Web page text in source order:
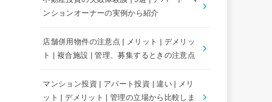
ンションオーナーの実例から紹介
店舗併用物件の注意点 | メリット | デメリッ
ト | 複合施設 | 管理、募集するときの注意点
マンション投資 | アパート投資 | 違い | メリ
ット | デメリット | 管理の立場から比較しま